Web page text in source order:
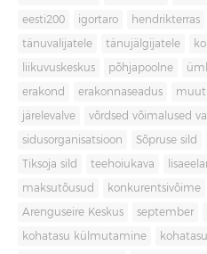
eesti200 igortaro hendrikterras
tänuvalijatele tänujälgijatele
liikuvuskeskus põhjapoolne
erakond erakonnaseadus
järelevalve võrdsed võimalused
sidusorganisatsioon Sõpruse sild
Tiksoja sild teehoiukava
maksutõusud konkurentsivõime
Arenguseire Keskus september
kohatasu külmutamine